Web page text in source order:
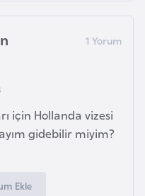
için Hollanda vizesi
gidebilir miyim?
Ekle